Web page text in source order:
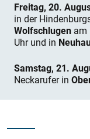
Freitag, 20.
in der
Wolfschlugen am
Uhr und in
Samstag, 21.
Neckarufer in